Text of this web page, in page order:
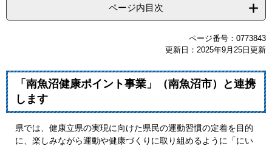
ページ内目次
ページ番号：0773843
更新日：2025年9月25日更新
「南魚沼健康ポイント事業」
（南魚沼市）と連携
します
県では、健康立県の実現に向けた県民の運動習慣の定着を目的
に、楽しみながら運動や健康づくりに取り組めるように「にい